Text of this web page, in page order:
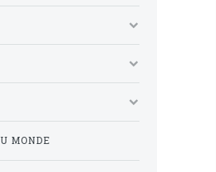
MONDE